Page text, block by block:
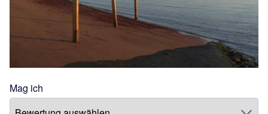
Mag ich